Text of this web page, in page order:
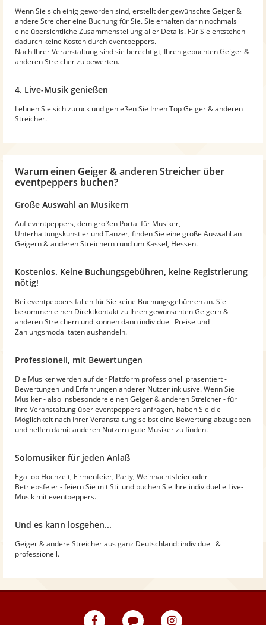
Wenn Sie sich einig geworden sind, erstellt der gewünschte Geiger &
andere Streicher eine Buchung für Sie. Sie erhalten darin nochmals
eine übersichtliche Zusammenstellung aller Details. Für Sie entstehen
dadurch keine Kosten durch eventpeppers.
Nach Ihrer Veranstaltung sind sie berechtigt, Ihren gebuchten Geiger &
anderen Streicher zu bewerten.
4. Live-Musik genießen
Lehnen Sie sich zurück und genießen Sie Ihren Top Geiger & anderen
Streicher.
Warum einen Geiger & anderen Streicher über
eventpeppers buchen?
Große Auswahl an Musikern
Auf eventpeppers, dem großen Portal für Musiker,
Unterhaltungskünstler und Tänzer, finden Sie eine große Auswahl an
Geigern & anderen Streichern rund um Kassel, Hessen.
Kostenlos. Keine Buchungsgebühren, keine Registrierung
nötig!
Bei eventpeppers fallen für Sie keine Buchungsgebühren an. Sie
bekommen einen Direktkontakt zu Ihren gewünschten Geigern &
anderen Streichern und können dann individuell Preise und
Zahlungsmodalitäten aushandeln.
Professionell, mit Bewertungen
Die Musiker werden auf der Plattform professionell präsentiert -
Bewertungen und Erfahrungen anderer Nutzer inklusive. Wenn Sie
Musiker - also insbesondere einen Geiger & anderen Streicher - für
Ihre Veranstaltung über eventpeppers anfragen, haben Sie die
Möglichkeit nach Ihrer Veranstaltung selbst eine Bewertung abzugeben
und helfen damit anderen Nutzern gute Musiker zu finden.
Solomusiker für jeden Anlaß
Egal ob Hochzeit, Firmenfeier, Party, Weihnachtsfeier oder
Betriebsfeier - feiern Sie mit Stil und buchen Sie Ihre individuelle Live-
Musik mit eventpeppers.
Und es kann losgehen...
Geiger & andere Streicher aus ganz Deutschland: individuell &
professionell.
eventpeppers
Blog
eventpeppers